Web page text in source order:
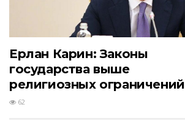
Ерлан Карин: Законы
государства выше
религиозных ограничений
62